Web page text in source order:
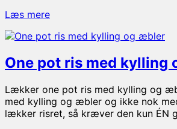
Læs merePastaret
kylling
pesto
One pot ris med kylling
Lækker one pot ris med kylling og
med kylling og æbler og ikke nok
lækker risret, så kræver den kun ÉN